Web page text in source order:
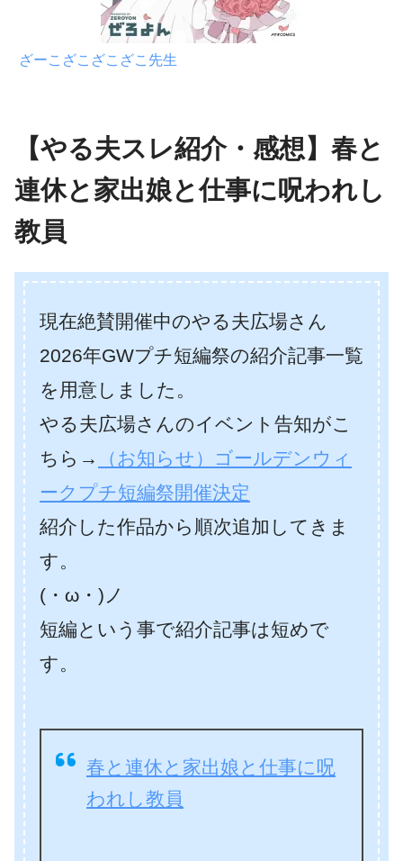
ざーこざこざこざこ先生
【やる夫スレ紹介・感想】春と
連休と家出娘と仕事に呪われし
教員
現在絶賛開催中のやる夫広場さん
2026年GWプチ短編祭の紹介記事一覧
を用意しました。
やる夫広場さんのイベント告知がこ
ちら→
（お知らせ）ゴールデンウィ
ークプチ短編祭開催決定
紹介した作品から順次追加してきま
す。
(・ω・)ノ
短編という事で紹介記事は短めで
す。
春と連休と家出娘と仕事に呪
われし教員